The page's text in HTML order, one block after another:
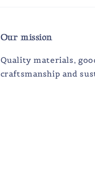
Our mission
Quality materials,
craftsmanship and